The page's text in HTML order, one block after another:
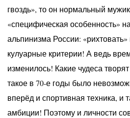
гвоздь», то он нормальный
«специфическая особенность»
альпинизма России:
кулуарные критерии! А ведь
изменилось! Какие чудеса
такое в 70-е годы было
вперёд и спортивная техника, и
амбиции! Поэтому и личности